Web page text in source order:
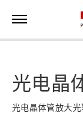
光电晶
光电晶体管放大